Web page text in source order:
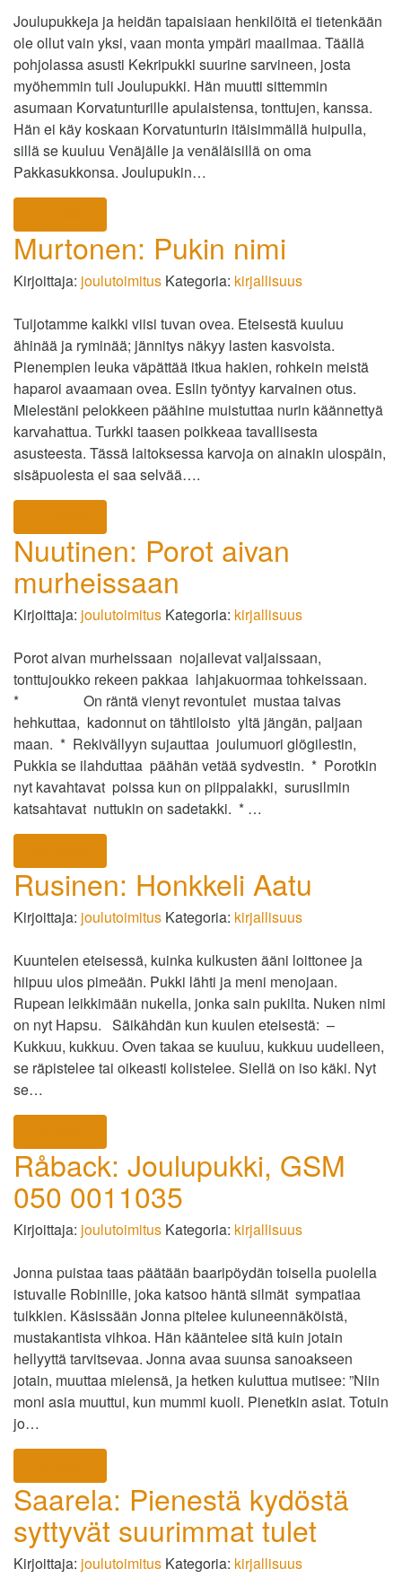
Joulupukkeja ja heidän tapaisiaan henkilöitä ei tietenkään
ole ollut vain yksi, vaan monta ympäri maailmaa. Täällä
pohjolassa asusti Kekripukki suurine sarvineen, josta
myöhemmin tuli Joulupukki. Hän muutti sittemmin
asumaan Korvatunturille apulaistensa, tonttujen, kanssa.
Hän ei käy koskaan Korvatunturin itäisimmällä huipulla,
sillä se kuuluu Venäjälle ja venäläisillä on oma
Pakkasukkonsa. Joulupukin…
Murtonen: Pukin nimi
Kirjoittaja: joulutoimitus Kategoria: kirjallisuus
Tuijotamme kaikki viisi tuvan ovea. Eteisestä kuuluu
ähinää ja ryminää; jännitys näkyy lasten kasvoista.
Pienempien leuka väpättää itkua hakien, rohkein meistä
haparoi avaamaan ovea. Esiin työntyy karvainen otus.
Mielestäni pelokkeen päähine muistuttaa nurin käännettyä
karvahattua. Turkki taasen poikkeaa tavallisesta
asusteesta. Tässä laitoksessa karvoja on ainakin ulospäin,
sisäpuolesta ei saa selvää….
Nuutinen: Porot aivan
murheissaan
Kirjoittaja: joulutoimitus Kategoria: kirjallisuus
Porot aivan murheissaan nojailevat valjaissaan,
tonttujoukko rekeen pakkaa lahjakuormaa tohkeissaan.
* On räntä vienyt revontulet mustaa taivas
hehkuttaa, kadonnut on tähtiloisto yltä jängän, paljaan
maan. * Rekivällyyn sujauttaa joulumuori glögilestin,
Pukkia se ilahduttaa päähän vetää sydvestin. * Porotkin
nyt kavahtavat poissa kun on piippalakki, surusilmin
katsahtavat nuttukin on sadetakki. * …
Rusinen: Honkkeli Aatu
Kirjoittaja: joulutoimitus Kategoria: kirjallisuus
Kuuntelen eteisessä, kuinka kulkusten ääni loittonee ja
hiipuu ulos pimeään. Pukki lähti ja meni menojaan.
Rupean leikkimään nukella, jonka sain pukilta. Nuken nimi
on nyt Hapsu. Säikähdän kun kuulen eteisestä: –
Kukkuu, kukkuu. Oven takaa se kuuluu, kukkuu uudelleen,
se räpistelee tai oikeasti kolistelee. Siellä on iso käki. Nyt
se…
Råback: Joulupukki, GSM
050 0011035
Kirjoittaja: joulutoimitus Kategoria: kirjallisuus
Jonna puistaa taas päätään baaripöydän toisella puolella
istuvalle Robinille, joka katsoo häntä silmät sympatiaa
tuikkien. Käsissään Jonna pitelee kuluneennäköistä,
mustakantista vihkoa. Hän kääntelee sitä kuin jotain
hellyyttä tarvitsevaa. Jonna avaa suunsa sanoakseen
jotain, muuttaa mielensä, ja hetken kuluttua mutisee: ”Niin
moni asia muuttui, kun mummi kuoli. Pienetkin asiat. Totuin
jo…
Saarela: Pienestä kydöstä
syttyvät suurimmat tulet
Kirjoittaja: joulutoimitus Kategoria: kirjallisuus